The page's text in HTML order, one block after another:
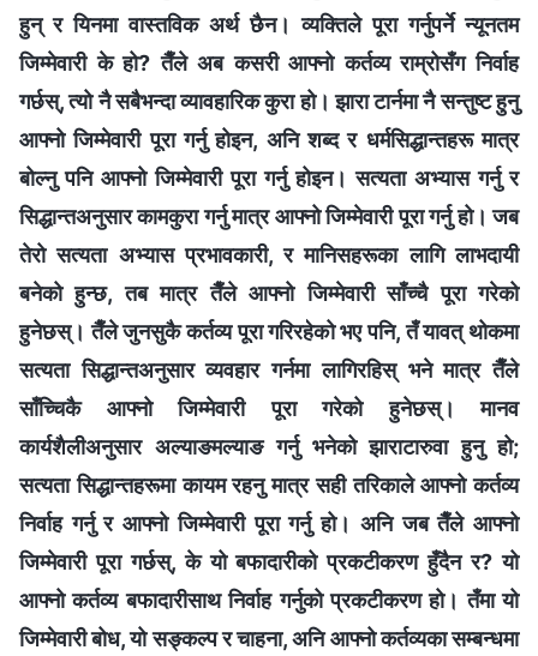
हुन् र यिनमा वास्तविक अर्थ छैन। व्यक्तिले पूरा गर्नुपर्ने न्यूनतम
जिम्मेवारी के हो? तैँले अब कसरी आफ्नो कर्तव्य राम्रोसँग निर्वाह
गर्छस्, त्यो नै सबैभन्दा व्यावहारिक कुरा हो। झारा टार्नमा नै सन्तुष्ट हुनु
आफ्नो जिम्मेवारी पूरा गर्नु होइन, अनि शब्द र धर्मसिद्धान्तहरू मात्र
बोल्नु पनि आफ्नो जिम्मेवारी पूरा गर्नु होइन। सत्यता अभ्यास गर्नु र
सिद्धान्तअनुसार कामकुरा गर्नु मात्र आफ्नो जिम्मेवारी पूरा गर्नु हो। जब
तेरो सत्यता अभ्यास प्रभावकारी, र मानिसहरूका लागि लाभदायी
बनेको हुन्छ, तब मात्र तैँले आफ्नो जिम्मेवारी साँच्‍चै पूरा गरेको
हुनेछस्। तैँले जुनसुकै कर्तव्य पूरा गरिरहेको भए पनि, तँ यावत् थोकमा
सत्यता सिद्धान्तअनुसार व्यवहार गर्नमा लागिरहिस् भने मात्र तैँले
साँच्चिकै आफ्नो जिम्मेवारी पूरा गरेको हुनेछस्। मानव
कार्यशैलीअनुसार अल्याङमल्याङ गर्नु भनेको झाराटारुवा हुनु हो;
सत्यता सिद्धान्तहरूमा कायम रहनु मात्र सही तरिकाले आफ्नो कर्तव्य
निर्वाह गर्नु र आफ्नो जिम्मेवारी पूरा गर्नु हो। अनि जब तैँले आफ्नो
जिम्मेवारी पूरा गर्छस्, के यो बफादारीको प्रकटीकरण हुँदैन र? यो
आफ्नो कर्तव्य बफादारीसाथ निर्वाह गर्नुको प्रकटीकरण हो। तँमा यो
जिम्मेवारी बोध, यो सङ्कल्प र चाहना, अनि आफ्नो कर्तव्यका सम्बन्धमा